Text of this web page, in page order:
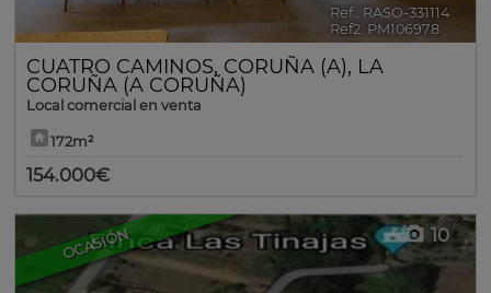
Ref.. RASO-331114
Ref2. PM106978
CUATRO CAMINOS, CORUÑA (A), LA
CORUÑA (A CORUÑA)
Local comercial en venta
172m²
154.000€
OCASIÓN 10